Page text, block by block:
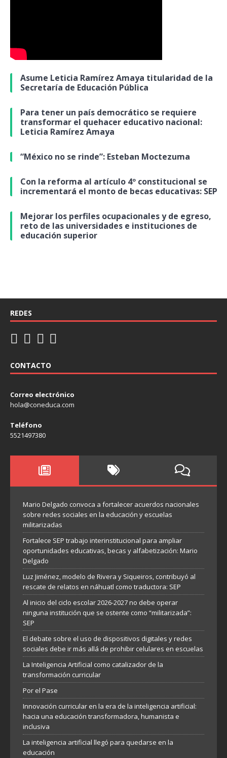
Asume Leticia Ramírez Amaya titularidad de la
Secretaría de Educación Pública
Para tener un país democrático se requiere
transformar el quehacer educativo nacional:
Leticia Ramírez Amaya
“México no se rinde”: Esteban Moctezuma
Con la reforma al artículo 4º constitucional se
incrementará el monto de becas educativas: SEP
Mejorar los perfiles ocupacionales y de egreso,
reto de las universidades e instituciones de
educación superior
REDES
CONTACTO
Correo electrónico
hola@coneduca.com
Teléfono
5521497380
Mario Delgado convoca a fortalecer acuerdos nacionales
sobre redes sociales en la educación y escuelas
militarizadas
Fortalece SEP trabajo interinstitucional para ampliar
oportunidades educativas, becas y alfabetización: Mario
Delgado
Luz Jiménez, modelo de Rivera y Siqueiros, contribuyó al
rescate de relatos en náhuatl como traductora: SEP
Al inicio del ciclo escolar 2026-2027 no debe operar
ninguna institución que se ostente como “militarizada”:
SEP
El debate sobre el uso de dispositivos digitales y redes
sociales debe ir más allá de prohibir celulares en escuelas
La Inteligencia Artificial como catalizador de la
transformación curricular
Por el Pase
Innovación curricular en la era de la inteligencia artificial:
hacia una educación transformadora, humanista e
inclusiva
La inteligencia artificial llegó para quedarse en la
educación